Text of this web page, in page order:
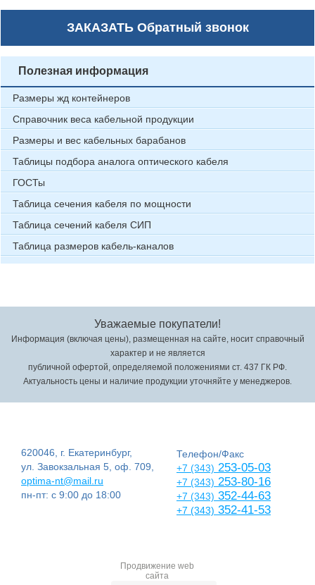
ЗАКАЗАТЬОбратный звонок
Полезная информация
Размеры жд контейнеров
Справочник веса кабельной продукции
Размеры и вес кабельных барабанов
Таблицы подбора аналога оптического кабеля
ГОСТы
Таблица сечения кабеля по мощности
Таблица сечений кабеля СИП
Таблица размеров кабель-каналов
Уважаемые покупатели!
Информация (включая цены), размещенная на сайте, носит справочный
характер и не является
публичной офертой, определяемой положениями ст. 437 ГК РФ.
Актуальность цены и наличие продукции уточняйте у менеджеров.
620046, г. Екатеринбург,
ул. Завокзальная 5, оф. 709,
optima-nt@mail.ru
пн-пт: с 9:00 до 18:00
Телефон/Факс
+7 (343) 253-05-03
+7 (343) 253-80-16
+7 (343) 352-44-63
+7 (343) 352-41-53
Продвижение web
сайта